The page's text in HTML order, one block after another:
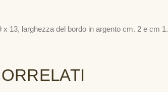
x 13, larghezza del bordo in argento cm. 2 e cm 1.